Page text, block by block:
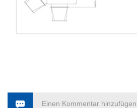
Einen Kommentar hinzufügen